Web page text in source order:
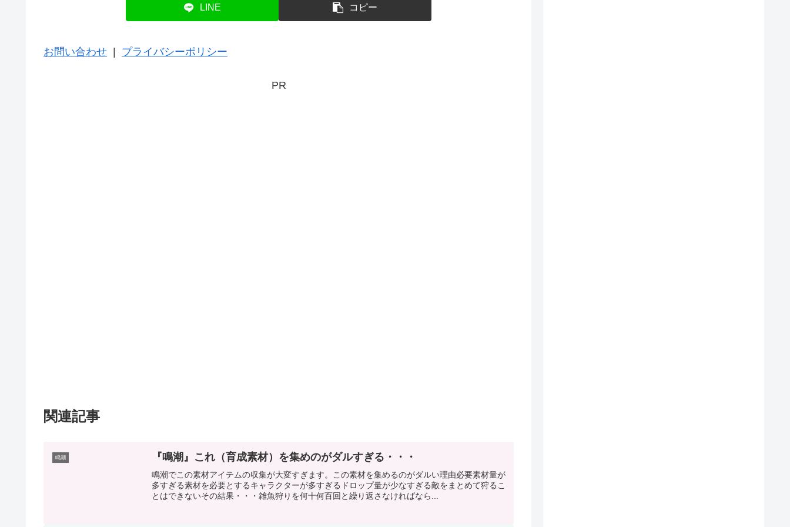
LINE コピー
お問い合わせ | プライバシーポリシー
PR
関連記事
鳴潮 『鳴潮』これ（育成素材）を集めのがダルすぎる・・・
鳴潮でこの素材アイテムの収集が大変すぎます。この素材を集めるのがダルい理由必要素材量が
多すぎる素材を必要とするキャラクターが多すぎるドロップ量が少なすぎる敵をまとめて狩るこ
とはできないその結果・・・雑魚狩りを何十何百回と繰り返さなければなら...